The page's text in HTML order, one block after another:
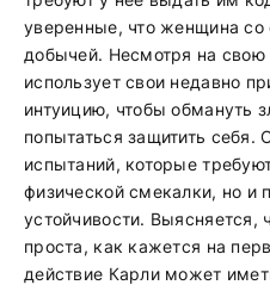
уверенные, что женщина со
добычей. Несмотря на свою
использует свои недавно
интуицию, чтобы обмануть
попытаться защитить себя.
испытаний, которые
физической смекалки, но и
устойчивости. Выясняется,
проста, как кажется на
действие Карли может